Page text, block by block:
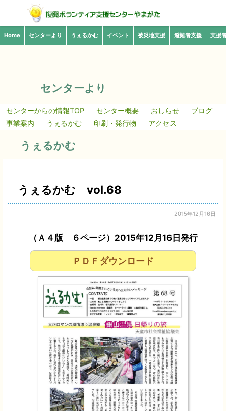
Home センターより うぇるかむ イベント 被災地支援 避難者支援 支援
センターより
センターからの情報TOP センター概要 おしらせ
ブログ
事業案内
うぇるかむ 印刷・発行物 アクセス
うぇるかむ
うぇるかむ vol.68
2015年12月16日
（Ａ４版 ６ページ）2015年12月16日発行
ＰＤＦダウンロード